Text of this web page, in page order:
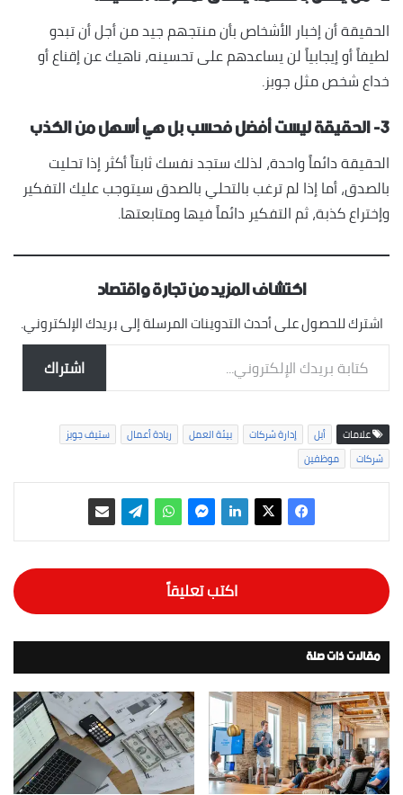
الحقيقة أن إخبار الأشخاص بأن منتجهم جيد من أجل أن تبدو
لطيفاً أو إيجابياً لن يساعدهم على تحسينه، ناهيك عن إقناع أو
خداع شخص مثل جوبز.
٣- الحقيقة ليست أفضل فحسب بل هي أسهل من الكذب
الحقيقة دائماً واحدة، لذلك ستجد نفسك ثابتاً أكثر إذا تحليت
بالصدق، أما إذا لم ترغب بالتحلي بالصدق سيتوجب عليك التفكير
وإختراع كذبة، ثم التفكير دائماً فيها ومتابعتها.
اكتشاف المزيد من تجارة واقتصاد
اشترك للحصول على أحدث التدوينات المرسلة إلى بريدك الإلكتروني.
كتابة بريدك الإلكتروني...
اشتراك
علامات أبل إدارة شركات بيئة العمل ريادة أعمال
ستيف جوبز
شركات
موظفين
اكتب تعليقاً
مقالات ذات صلة